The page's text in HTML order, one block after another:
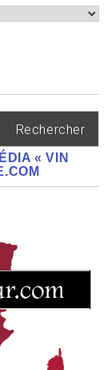
« VIN